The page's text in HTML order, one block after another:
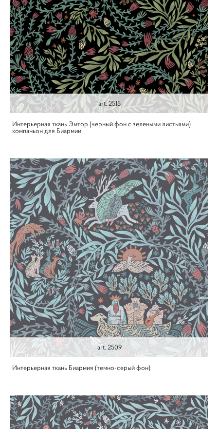
art. 2515
Интерьерная ткань Эмтор (черный фон с зелеными листьями)
компаньон для Биармии
art. 2509
Интерьерная ткань Биармия (темно-серый фон)